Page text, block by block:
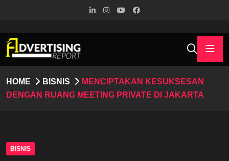
HOME BISNIS
MENCIPTAKAN KESUKSESAN
DENGAN RUANG MEETING PRIVATE DI JAKARTA
BISNIS